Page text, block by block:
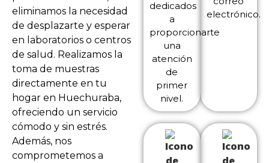
eliminamos la necesidad
de desplazarte y esperar
en laboratorios o centros
de salud. Realizamos la
toma de muestras
directamente en tu
hogar en Huechuraba,
ofreciendo un servicio
cómodo y sin estrés.
Además, nos
comprometemos a
dedicados
a
proporcionarte
una
atención
de
primer
nivel.
electrónico.